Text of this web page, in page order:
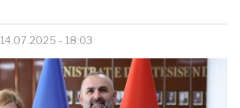
14.07.2025 - 18:03